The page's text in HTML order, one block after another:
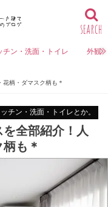
search
チン・洗面・トイレ 外観
花柄・ダマスク柄も＊
チン・洗面・トイレとか。
を全部紹介！人
も＊